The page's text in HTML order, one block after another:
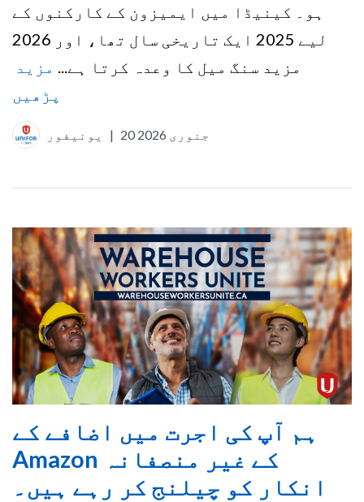
ہو۔ کینیڈا میں ایمیزون کے کارکنوں کے
لیے 2025 ایک تاریخی سال تھا، اور 2026
مزید سنگ میل کا وعدہ کرتا ہے...
مزید
پڑھیں
یونیفور | 20 جنوری 2026
ہم آپ کی اجرت میں اضافے کے
Amazon کے غیر منصفانہ
انکار کو چیلنج کر رہے ہیں۔